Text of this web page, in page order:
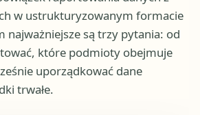
w ustrukturyzowanym formacie
najważniejsze są trzy pytania: od
które podmioty obejmuje
uporządkować dane
trwałe.